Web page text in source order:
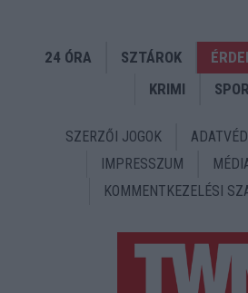
24 ÓRA SZTÁROK
KRIMI
SZERZŐI JOGOK
IMPRESSZUM
KOMMENTKEZELÉSI